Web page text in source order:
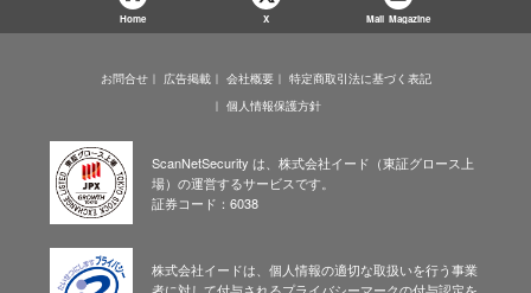
Home X Mail Magazine
お問合せ 広告掲載 会社概要
特定商取引法に基づく表記
個人情報保護方針
ScanNetSecurity は、株式会社イード（東証グロース上
場）の運営するサービスです。
証券コード：6038
株式会社イードは、個人情報の適切な取扱いを行う事業